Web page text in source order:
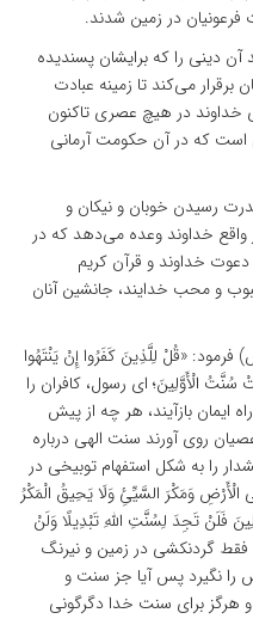
فرعونیان در زمین شدند.
دینی را که برایشان پسندیده
برقرار می‌کند تا زمینه عبادت
در هیچ عصری تاکنون
است که در آن حکومت آرمانی
رسیدن خوبان و نیکان و
خداوند وعده می‌دهد که در
خداوند و قرآن کریم
و محب خدایند، جانشین آنان
پیامبر(ص) فرمود: «قُلْ لِلَّذِینَ کَفَرُوا إِنْ یَنْتَهُوا
الْأَوَّلِینَ؛ ای رسول، کافران را
ایمان بازآیند، هر چه از پیش
روی آورند سنت الهی درباره
را به شکل استفهام توبیخی در
فِی الْأَرْضِ وَمَکْرَ السَّیِّئِ وَلَا یَحِیقُ الْمَکْرُ
فَلَنْ تَجِدَ لِسُنَّتِ اللَّهِ تَبْدِیلًا وَلَنْ
فقط گردنکشى در زمین و نیرنگ
نگیرد پس آیا جز سنت و
هرگز براى سنت‏ خدا دگرگونى